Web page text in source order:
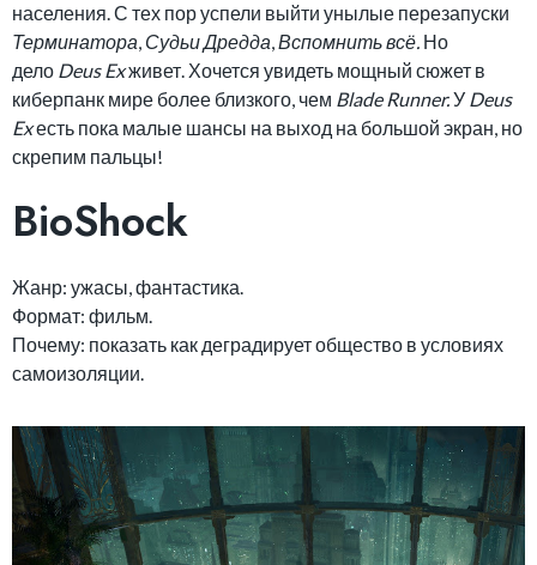
населения. С тех пор успели выйти унылые перезапуски
Терминатора, Судьи Дредда,Вспомнить всё. Но
дело Deus Exживет. Хочется увидеть мощный сюжет в
киберпанк мире более близкого, чем Blade Runner.У Deus
Exесть пока малые шансы на выход на большой экран, но
скрепим пальцы!
BioShock
Жанр: ужасы, фантастика.
Формат: фильм.
Почему: показать как деградирует общество в условиях
самоизоляции.